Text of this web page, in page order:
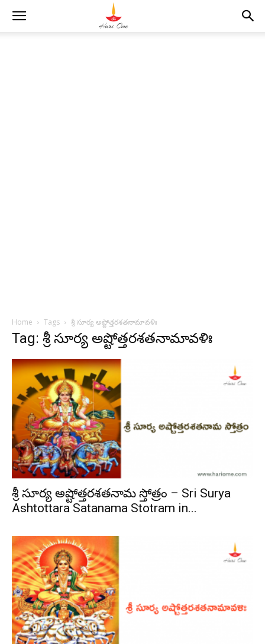
Home Tags శ్రీ సూర్య అష్టోత్తరశతనామావళిః
Tag: శ్రీ సూర్య అష్టోత్తరశతనామావళిః
శ్రీ సూర్య అష్టోత్తరశతనామ స్తోత్రం – Sri Surya
Ashtottara Satanama Stotram in...